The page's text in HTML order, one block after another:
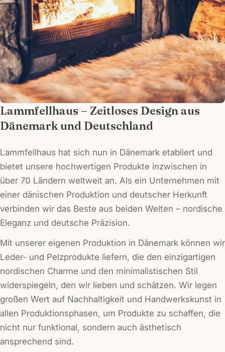
Telefon
Ihre
Nachricht
Die mit * gekennzeichneten Felder sind
Pflichtfelder.
Frage senden
Lammfellhaus – Zeitloses Design aus
Dänemark und Deutschland
Lammfellhaus hat sich nun in Dänemark etabliert und
bietet unsere hochwertigen Produkte inzwischen in
über 70 Ländern weltweit an. Als ein Unternehmen mit
einer dänischen Produktion und deutscher Herkunft
verbinden wir das Beste aus beiden Welten – nordische
Eleganz und deutsche Präzision.
Mit unserer eigenen Produktion in Dänemark können wir
Leder- und Pelzprodukte liefern, die den einzigartigen
nordischen Charme und den minimalistischen Stil
widerspiegeln, den wir lieben und schätzen. Wir legen
großen Wert auf Nachhaltigkeit und Handwerkskunst in
allen Produktionsphasen, um Produkte zu schaffen, die
nicht nur funktional, sondern auch ästhetisch
ansprechend sind.